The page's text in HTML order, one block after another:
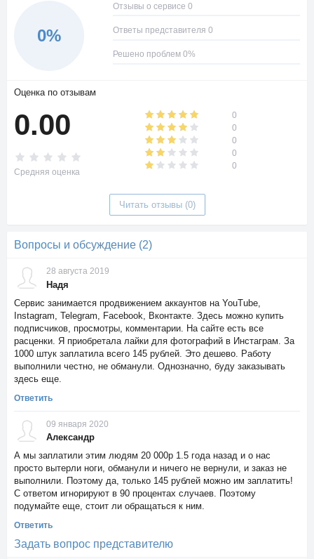
0%
Отзывы о сервисе 0
Ответы представителя 0
Решено проблем 0%
Оценка по отзывам
0.00
Средняя оценка
0
0
0
0
0
Читать отзывы (0)
Вопросы и обсуждение (2)
28 августа 2019
Надя
Сервис занимается продвижением аккаунтов на YouTube,
Instagram, Telegram, Facebook, Вконтакте. Здесь можно купить
подписчиков, просмотры, комментарии. На сайте есть все
расценки. Я приобретала лайки для фотографий в Инстаграм. За
1000 штук заплатила всего 145 рублей. Это дешево. Работу
выполнили честно, не обманули. Однозначно, буду заказывать
здесь еще.
Ответить
09 января 2020
Александр
А мы заплатили этим людям 20 000р 1.5 года назад и о нас
просто вытерли ноги, обманули и ничего не вернули, и заказ не
выполнили. Поэтому да, только 145 рублей можно им заплатить!
С ответом игнорируют в 90 процентах случаев. Поэтому
подумайте еще, стоит ли обращаться к ним.
Ответить
Задать вопрос представителю